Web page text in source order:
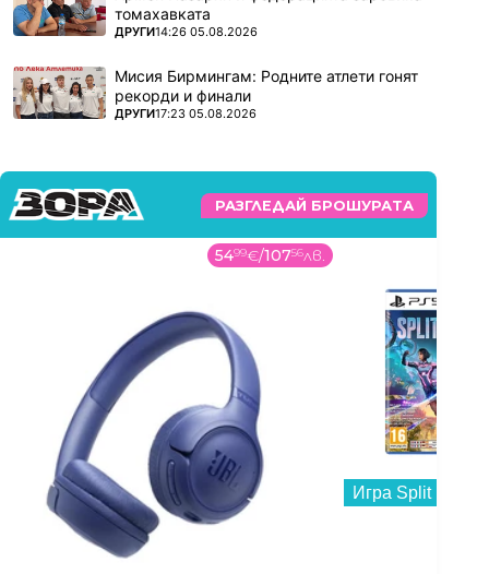
томахавката
ПОВЕЧЕ ОТ
ДРУГИ14:26 05.08.2026
Мисия Бирмингам: Родните атлети гонят
рекорди и финали
ПОВЕЧЕ ОТ
ДРУГИ17:23 05.08.2026
РАЗГЛЕДАЙ БРОШУРАТА
5499€/10756лв.
Игра Split